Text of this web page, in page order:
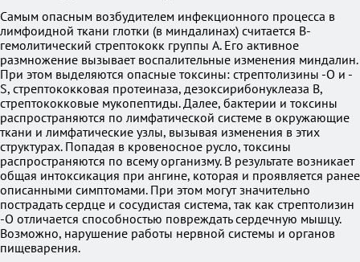
Самым опасным возбудителем инфекционного процесса в
лимфоидной ткани глотки (в миндалинах) считается В-
гемолитический стрептококк группы A. Его активное
размножение вызывает воспалительные изменения миндалин.
При этом выделяются опасные токсины: стрептолизины -O и -
S, стрептококковая протеиназа, дезоксирибонуклеаза B,
стрептококковые мукопептиды. Далее, бактерии и токсины
распространяются по лимфатической системе в окружающие
ткани и лимфатические узлы, вызывая изменения в этих
структурах. Попадая в кровеносное русло, токсины
распространяются по всему организму. В результате возникает
общая интоксикация при ангине, которая и проявляется ранее
описанными симптомами. При этом могут значительно
пострадать сердце и сосудистая система, так как стрептолизин
-O отличается способностью повреждать сердечную мышцу.
Возможно, нарушение работы нервной системы и органов
пищеварения.